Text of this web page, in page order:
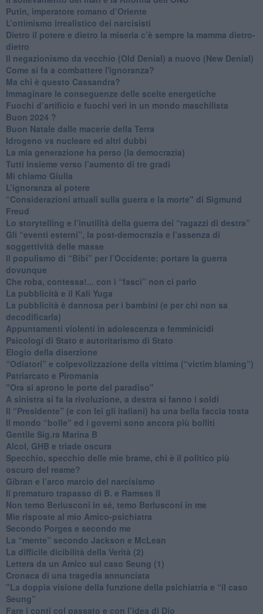
Putin, imperatore romano d’Oriente
​L’ottimismo irrealistico dei narcisisti
​Dietro il potere e dietro la miseria c’è sempre la mamma dietro-
dietro
Il negazionismo da vecchio (Old Denial) a nuovo (New Denial)
Come si fa a combattere l'ignoranza?
Ma chi è questo Cassandra?
Immaginare le conseguenze delle scelte energetiche
​Fuochi d’artificio e fuochi veri in un mondo maschilista
Buon 2024 ?
​Buon Natale dalle macerie della Terra
​Idrogeno vs nucleare ed altri dubbi
​La mia generazione ha perso (la democrazia)
​Tutti insieme verso l’aumento di tre gradi
Mi chiamo Giulia
L’ignoranza al potere
​“Considerazioni attuali sulla guerra e la morte" di Sigmund
Freud
​Lo storytelling e l’inutilità della guerra dei “ragazzi di destra”
​Gli “eventi esterni”, la post-democrazia e l’assenza di
soggettività delle masse
​Il populismo di “Bibi” per l’Occidente: portare la guerra
dovunque
​Che roba, contessa!... con i “fasci” non ci parlo
La pubblicità e il Kali Yuga
​La pubblicità è dannosa per i bambini (e per chi non sa
decodificarla)
​Appuntamenti violenti in adolescenza e femminicidi
​Psicologi di Stato e autoritarismo di Stato
Elogio della diserzione
“Odiatori” e colpevolizzazione della vittima (“victim blaming”)
​Patriarcato e Piromania
"Ora si aprono le porte del paradiso"
​A sinistra si fa la rivoluzione, a destra si fanno i soldi
​Il “Presidente” (e con lei gli italiani) ha una bella faccia tosta
​Il mondo “bolle” ed i governi sono ancora più bolliti
​Gentile Sig.ra Marina B
​Alcol, GHB e triade oscura
​Specchio, specchio delle mie brame, chi è il politico più
oscuro del reame?
​Gibran e l’arco marcio del narcisismo
​Il prematuro trapasso di B. e Ramses II
​Non temo Berlusconi in sé, temo Berlusconi in me
​Mie risposte al mio Amico-psichiatra
​Secondo Porges e secondo me
​La “mente” secondo Jackson e McLean
La difficile dicibilità della Verità (2)
​Lettera da un Amico sul caso Seung (1)
​Cronaca di una tragedia annunciata
"​La doppia visione della funzione della psichiatria e “il caso
Seung”
​Fare i conti col passato e con l’idea di Dio